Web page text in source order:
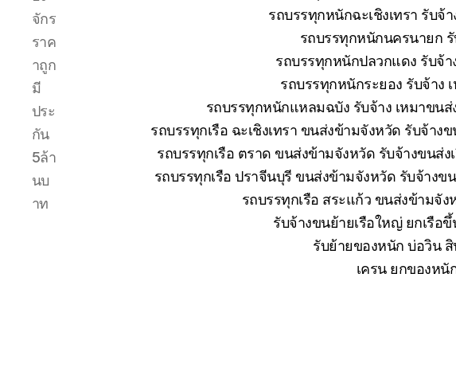
จักร
ราค
าถูก
มี
ประ
กัน
5ล้า
นบ
าท
รถบรรทุกหนักฉะเชิงเทรา รับจ้
รถบรรทุกหนักนครนายก
รถบรรทุกหนักปลวกแดง รับจ้
รถบรรทุกหนักระยอง รับจ้าง
รถบรรทุกหนักแหลมฉบัง รับจ้าง เหมาขน
รถบรรทุกเรือ ฉะเชิงเทรา ขนส่งข้ามจังหวัด รับจ้าง
รถบรรทุกเรือ ตราด ขนส่งข้ามจังหวัด รับจ้างขนส่
รถบรรทุกเรือ ปราจีนบุรี ขนส่งข้ามจังหวัด รับจ้างข
รถบรรทุกเรือ สระแก้ว ขนส่งข้ามจั
รับจ้างขนย้ายเรือใหญ่ ยกเรือ
รับย้ายของหนัก บ่อวิน
เครน ยกของหนั